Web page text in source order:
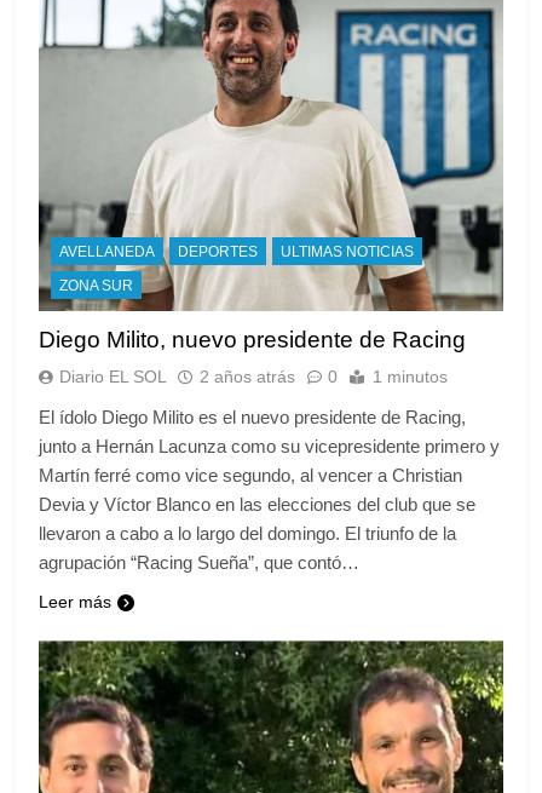
AVELLANEDA DEPORTES
ULTIMAS NOTICIAS
ZONA SUR
Diego Milito, nuevo presidente de Racing
Diario EL SOL 2 años atrás 0 1 minutos
El ídolo Diego Milito es el nuevo presidente de Racing,
junto a Hernán Lacunza como su vicepresidente primero y
Martín ferré como vice segundo, al vencer a Christian
Devia y Víctor Blanco en las elecciones del club que se
llevaron a cabo a lo largo del domingo. El triunfo de la
agrupación “Racing Sueña”, que contó…
Leer más